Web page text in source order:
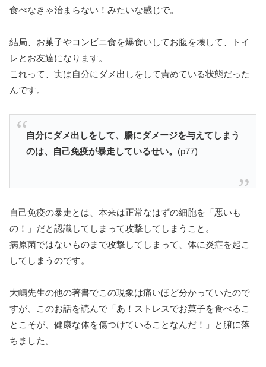
食べなきゃ治まらない！みたいな感じで。
結局、お菓子やコンビニ食を爆食いしてお腹を壊して、トイ
レとお友達になります。
これって、実は自分にダメ出しをして責めている状態だった
んです。
自分にダメ出しをして、腸にダメージを与えてしまう
のは、自己免疫が暴走しているせい。 (p77)
自己免疫の暴走とは、本来は正常なはずの細胞を「悪いも
の！」だと認識してしまって攻撃してしまうこと。
病原菌ではないものまで攻撃してしまって、体に炎症を起こ
してしまうのです。
大嶋先生の他の著書でこの現象は痛いほど分かっていたので
すが、このお話を読んで「あ！ストレスでお菓子を食べるこ
とこそが、健康な体を傷つけていることなんだ！」と腑に落
ちました。